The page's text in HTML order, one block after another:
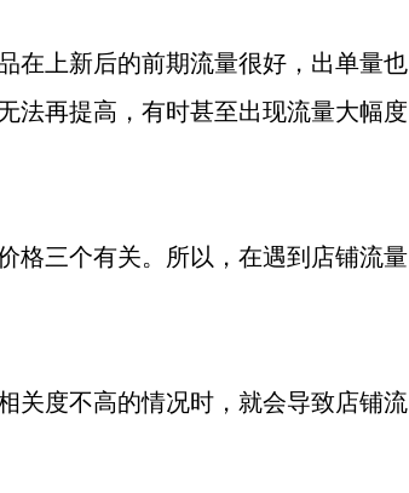
在上新后的前期流量很好，出单量也
法再提高，有时甚至出现流量大幅度
格三个有关。所以，在遇到店铺流量
关度不高的情况时，就会导致店铺流